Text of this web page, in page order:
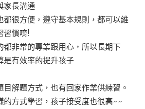
家長溝通
都很方便，遵守基本規則，都可以維
習慣唷!
都非常的專業跟用心，所以長期下
是有效率的提升孩子
目解題方式，也有回家作業供練習。
的方式學習，孩子接受度也很高~~